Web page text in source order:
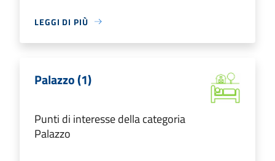
LEGGI DI PIÙ
Palazzo (1)
Punti di interesse della categoria
Palazzo